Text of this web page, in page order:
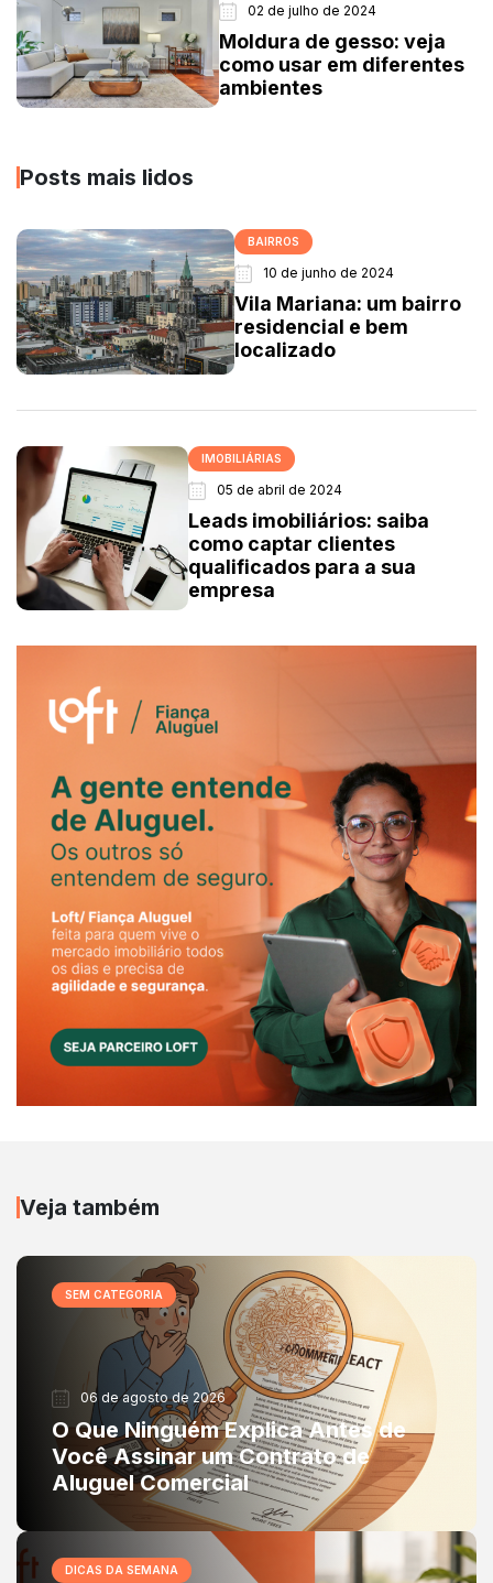
02 de julho de 2024
Moldura de gesso: veja
como usar em diferentes
ambientes
Posts mais lidos
BAIRROS
10 de junho de 2024
Vila Mariana: um bairro
residencial e bem
localizado
IMOBILIÁRIAS
05 de abril de 2024
Leads imobiliários: saiba
como captar clientes
qualificados para a sua
empresa
Veja também
SEM CATEGORIA
06 de agosto de 2026
O Que Ninguém Explica Antes de
Você Assinar um Contrato de
Aluguel Comercial
DICAS DA SEMANA